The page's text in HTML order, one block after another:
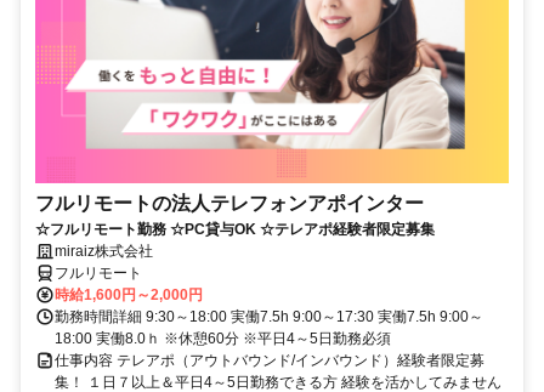
フルリモートの法人テレフォンアポインター
☆フルリモート勤務 ☆PC貸与OK ☆テレアポ経験者限定募集
miraiz株式会社
フルリモート
時給1,600円～2,000円
勤務時間詳細 9:30～18:00 実働7.5h 9:00～17:30 実働7.5h 9:00～
18:00 実働8.0ｈ ※休憩60分 ※平日4～5日勤務必須
仕事内容 テレアポ（アウトバウンド/インバウンド）経験者限定募
集！ １日７以上＆平日4～5日勤務できる方 経験を活かしてみません